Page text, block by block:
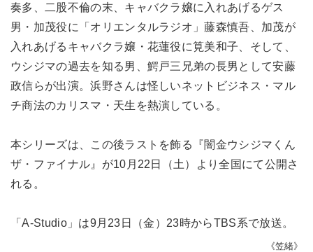
奏多、二股不倫の末、キャバクラ嬢に入れあげるゲス
男・加茂役に「オリエンタルラジオ」藤森慎吾、加茂が
入れあげるキャバクラ嬢・花蓮役に筧美和子、そして、
ウシジマの過去を知る男、鰐戸三兄弟の長男として安藤
政信らが出演。浜野さんは怪しいネットビジネス・マル
チ商法のカリスマ・天生を熱演している。
本シリーズは、この後ラストを飾る『闇金ウシジマくん
ザ・ファイナル』が10月22日（土）より全国にて公開さ
れる。
「A-Studio」は9月23日（金）23時からTBS系で放送。
《笠緒》